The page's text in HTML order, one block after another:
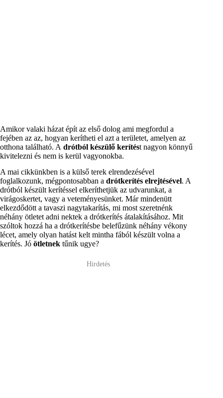
Amikor valaki házat épít az első dolog ami megfordul a
fejében az az, hogyan kerítheti el azt a területet, amelyen az
otthona található. A drótból készülő kerítést nagyon könnyű
kivitelezni és nem is kerül vagyonokba.
A mai cikkünkben is a külső terek elrendezésével
foglalkozunk, mégpontosabban a drótkerítés elrejtésével. A
drótból készült kerítéssel elkeríthetjük az udvarunkat, a
virágoskertet, vagy a veteményesünket. Már mindenütt
elkezdődött a tavaszi nagytakarítás, mi most szeretnénk
néhány ötletet adni nektek a drótkerítés átalakításához. Mit
szóltok hozzá ha a drótkerítésbe belefűzünk néhány vékony
lécet, amely olyan hatást kelt mintha fából készült volna a
kerítés. Jó ötletnek tűnik ugye?
Hirdetés